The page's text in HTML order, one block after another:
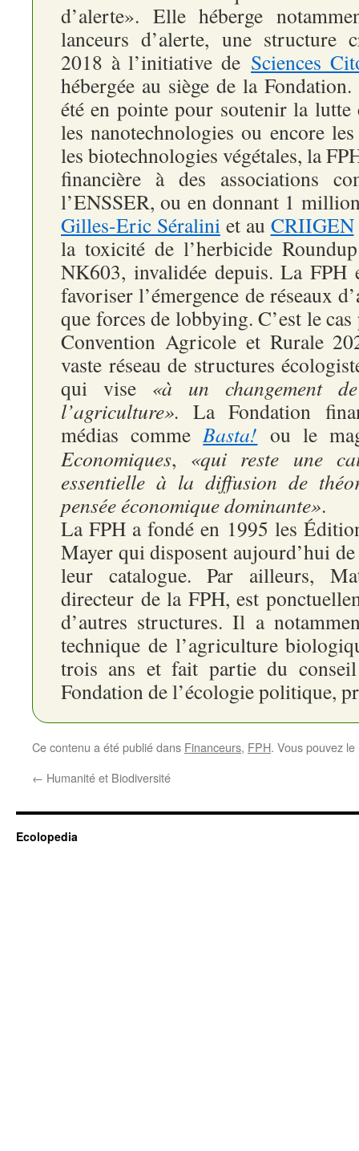
d’alerte». Elle héberge
lanceurs d’alerte, une structure
2018 à l’initiative de Sciences
hébergée au siège de la
été en pointe pour soutenir la lutte
les nanotechnologies ou encore
les biotechnologies végétales, la
financière à des associations
l’ENSSER, ou en donnant 1
Gilles-Eric Séraliniet au CRIIGEN
la toxicité de l’herbicide
NK603, invalidée depuis. La FPH
favoriser l’émergence de réseaux
que forces de lobbying. C’est le
Convention Agricole et Rurale
vaste réseau de structures
qui vise «à un changement
l’agriculture». La Fondation
médias commeBasta! ou le
Economiques, «qui reste une
essentielle à la diffusion de
pensée économique dominante».
La FPH a fondé en 1995 les
Mayer qui disposent aujourd’hui
leur catalogue. Par ailleurs,
directeur de la FPH, est
d’autres structures. Il a
technique de l’agriculture
trois ans et fait partie du
Fondation de l’écologie politique,
Ce contenu a été publié dans Financeurs, FPH. Vous pouvez
← Humanité et Biodiversité
Ecolopedia